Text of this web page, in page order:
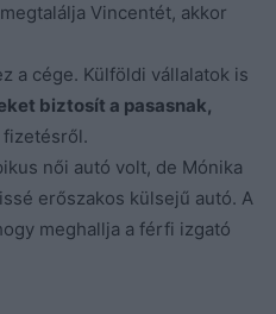
Vincentét, akkor
a cége. Külföldi vállalatok is
biztosít a pasasnak,
fizetésről.
női autó volt, de Mónika
erőszakos külsejű autó. A
meghallja a férfi izgató